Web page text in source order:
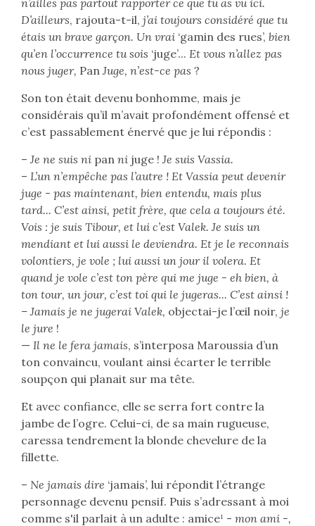
D’ailleurs, rajouta-t-il, j’ai toujours considéré que tu
étais un brave garçon. Un vrai ‘gamin des rues’, bien
qu’en l’occurrence tu sois ‘juge’... Et vous n’allez pas
nous juger, Pan Juge, n’est-ce pas ?
Son ton était devenu bonhomme, mais je
considérais qu’il m’avait profondément offensé et
c’est passablement énervé que je lui répondis :
– Je ne suis ni pan ni juge ! Je suis Vassia.
– L’un n’empêche pas l’autre ! Et Vassia peut devenir
juge - pas maintenant, bien entendu, mais plus
tard... C’est ainsi, petit frère, que cela a toujours été.
Vois : je suis Tibour, et lui c’est Valek. Je suis un
mendiant et lui aussi le deviendra. Et je le reconnais
volontiers, je vole ; lui aussi un jour il volera. Et
quand je vole c’est ton père qui me juge - eh bien, à
ton tour, un jour, c’est toi qui le jugeras... C’est ainsi !
– Jamais je ne jugerai Valek, objectai-je l’œil noir, je
le jure !
— Il ne le fera jamais, s’interposa Maroussia d’un
ton convaincu, voulant ainsi écarter le terrible
soupçon qui planait sur ma tête.
Et avec confiance, elle se serra fort contre la
jambe de l’ogre. Celui-ci, de sa main rugueuse,
caressa tendrement la blonde chevelure de la
fillette.
– Ne jamais dire ‘jamais’, lui répondit l’étrange
personnage devenu pensif. Puis s’adressant à moi
comme s'il parlait à un adulte : amice¹ - mon ami -,